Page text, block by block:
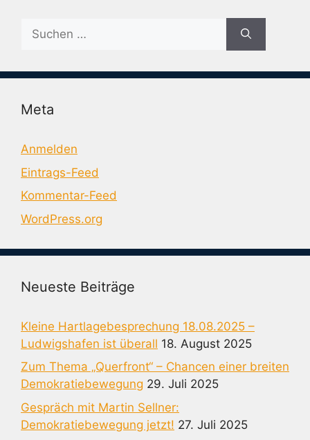
Suche
nach:
Meta
Anmelden
Eintrags-Feed
Kommentar-Feed
WordPress.org
Neueste Beiträge
Kleine Hartlagebesprechung 18.08.2025 –
Ludwigshafen ist überall 18. August 2025
Zum Thema „Querfront“ – Chancen einer breiten
Demokratiebewegung 29. Juli 2025
Gespräch mit Martin Sellner:
Demokratiebewegung jetzt! 27. Juli 2025